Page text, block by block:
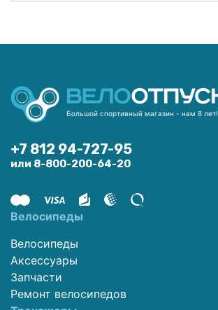
Большой спортивный магазин - нам 8 лет!
+7 812 94-727-95
или 8-800-200-64-20
Велосипеды
Велосипеды
Аксессуары
Запчасти
Ремонт велосипедов